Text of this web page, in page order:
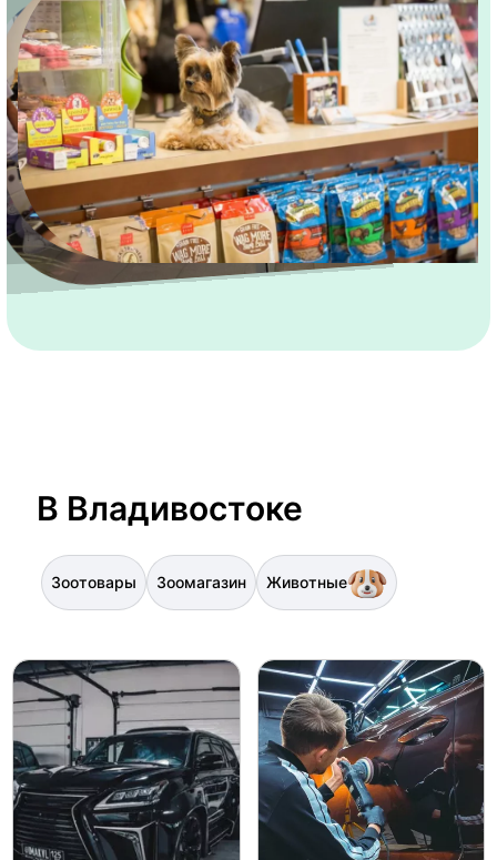
В Владивостоке
Зоотовары Зоомагазин Животные